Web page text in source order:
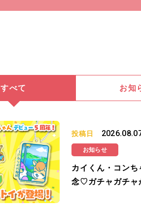
すべて お知
投稿日
お知らせ
カイくん・コン
念♡ガチャガチャ